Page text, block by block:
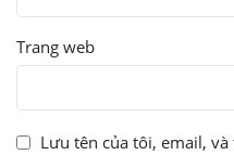
Trang web
Lưu tên của tôi, email,